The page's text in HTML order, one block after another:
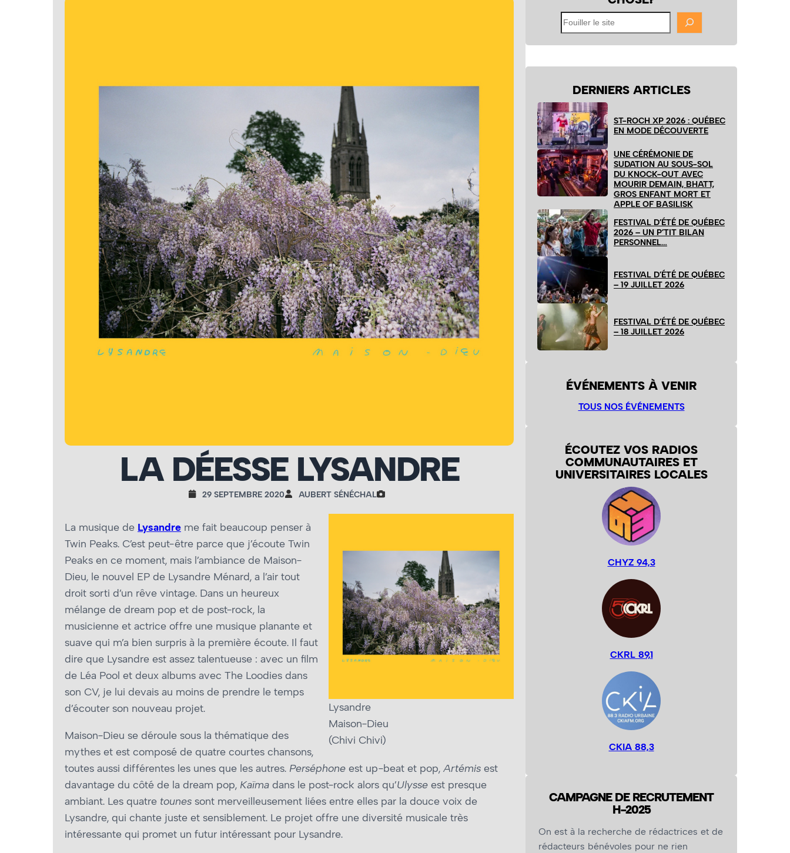
LA DÉESSE LYSANDRE
29 SEPTEMBRE 2020 AUBERT SÉNÉCHAL
Lysandre
Maison-Dieu
(Chivi Chivi)
La musique de Lysandre me fait beaucoup penser à
Twin Peaks. C’est peut-être parce que j’écoute Twin
Peaks en ce moment, mais l’ambiance de Maison-
Dieu, le nouvel EP de Lysandre Ménard, a l’air tout
droit sorti d’un rêve vintage. Dans un heureux
mélange de dream pop et de post-rock, la
musicienne et actrice offre une musique planante et
suave qui m’a bien surpris à la première écoute. Il faut
dire que Lysandre est assez talentueuse : avec un film
de Léa Pool et deux albums avec The Loodies dans
son CV, je lui devais au moins de prendre le temps
d’écouter son nouveau projet.
Maison-Dieu se déroule sous la thématique des
mythes et est composé de quatre courtes chansons,
toutes aussi différentes les unes que les autres. Perséphone est up-beat et pop, Artémis est
davantage du côté de la dream pop, Kaïma dans le post-rock alors qu’Ulysse est presque
ambiant. Les quatre tounes sont merveilleusement liées entre elles par la douce voix de
Lysandre, qui chante juste et sensiblement. Le projet offre une diversité musicale très
intéressante qui promet un futur intéressant pour Lysandre.
Fouiller
le
site
DERNIERS ARTICLES
ST-ROCH XP 2026 : QUÉBEC
EN MODE DÉCOUVERTE
UNE CÉRÉMONIE DE
SUDATION AU SOUS-SOL
DU KNOCK-OUT AVEC
MOURIR DEMAIN, BHATT,
GROS ENFANT MORT ET
APPLE OF BASILISK
FESTIVAL D’ÉTÉ DE QUÉBEC
2026 – UN P’TIT BILAN
PERSONNEL…
FESTIVAL D’ÉTÉ DE QUÉBEC
– 19 JUILLET 2026
FESTIVAL D’ÉTÉ DE QUÉBEC
– 18 JUILLET 2026
ÉVÉNEMENTS À VENIR
TOUS NOS ÉVÉNEMENTS
ÉCOUTEZ VOS RADIOS
COMMUNAUTAIRES ET
UNIVERSITAIRES LOCALES
CHYZ 94,3
CKRL 89,1
CKIA 88,3
CAMPAGNE DE RECRUTEMENT
H-2025
On est à la recherche de rédactrices et de
rédacteurs bénévoles pour ne rien